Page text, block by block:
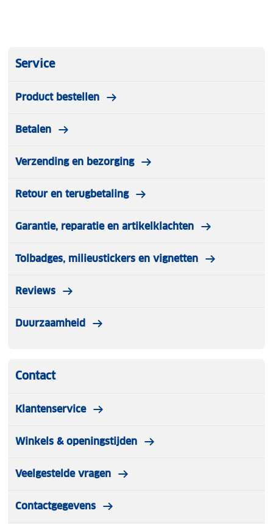
Service
Product bestellen
Betalen
Verzending en bezorging
Retour en terugbetaling
Garantie, reparatie en artikelklachten
Tolbadges, milieustickers en vignetten
Reviews
Duurzaamheid
Contact
Klantenservice
Winkels & openingstijden
Veelgestelde vragen
Contactgegevens